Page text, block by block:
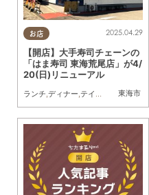
お店
東海市
2025.04.29
【開店】大手寿司チェーンの
「はま寿司 東海荒尾店」が4/
20(日)リニューアル
ランチ,ディナー,テイクアウト ,開店